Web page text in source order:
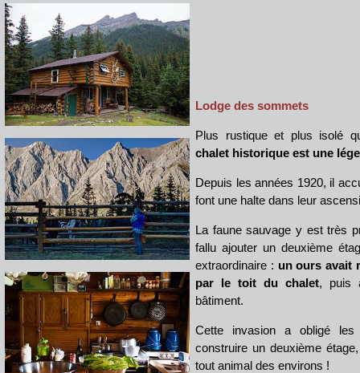
Lodge des sommets
Plus rustique et plus isolé
chalet historique est une
Depuis les années 1920, il
font une halte dans leur
La faune sauvage y est très
fallu ajouter un deuxième
extraordinaire : un ours avait
par le toit du chalet, puis
bâtiment.
Cette invasion a obligé les
construire un deuxième
tout animal des environs !